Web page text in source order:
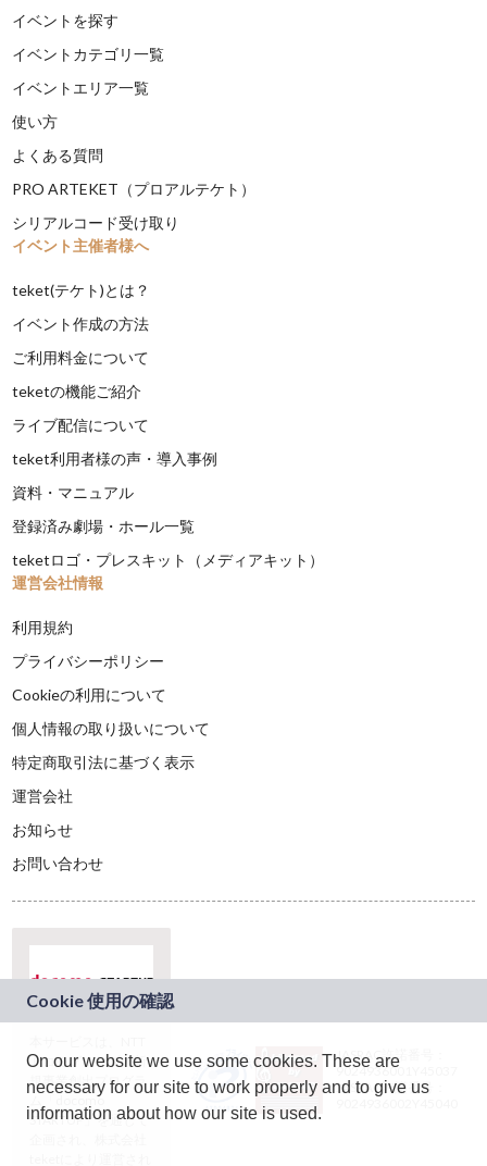
イベントを探す
イベントカテゴリ一覧
イベントエリア一覧
使い方
よくある質問
PRO ARTEKET（プロアルテケト）
シリアルコード受け取り
イベント主催者様へ
teket(テケト)とは？
イベント作成の方法
ご利用料金について
teketの機能ご紹介
ライブ配信について
teket利用者様の声・導入事例
資料・マニュアル
登録済み劇場・ホール一覧
teketロゴ・プレスキット（メディアキット）
運営会社情報
利用規約
プライバシーポリシー
Cookieの利用について
個人情報の取り扱いについて
特定商取引法に基づく表示
運営会社
お知らせ
お問い合わせ
ドコモグループの新
規事業創出プログラ
ム「docomo
STARTUP」を通じて
JASRAC許諾番号：
9024936001Y45037
JASRAC許諾番号：
On our website we use some cookies. These are
necessary for our site to work properly and to give us
information about how our site is used.